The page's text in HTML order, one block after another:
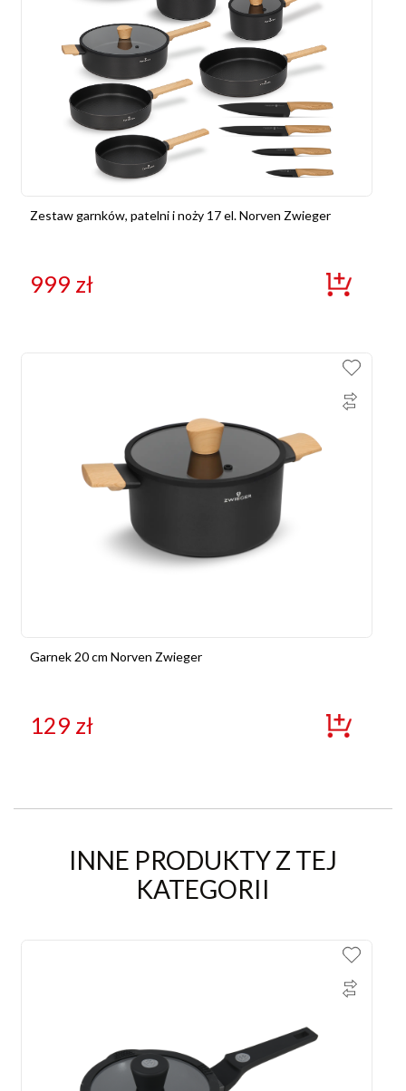
Zestaw garnków, patelni i noży 17 el. Norven Zwieger
999 zł
Garnek 20 cm Norven Zwieger
129 zł
INNE PRODUKTY Z TEJ
KATEGORII